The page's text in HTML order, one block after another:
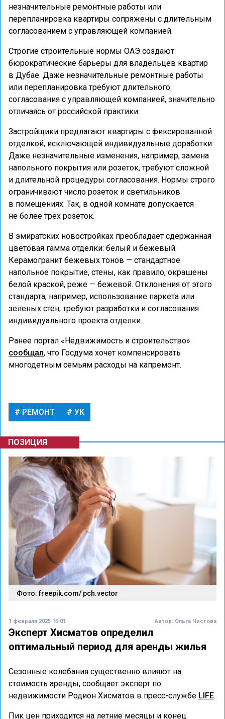
незначительные ремонтные работы или
перепланировка квартиры сопряжены с длительным
согласованием с управляющей компанией.
Строгие строительные нормы ОАЭ создают
бюрократические барьеры для владельцев квартир
в Дубае. Даже незначительные ремонтные работы
или перепланировка требуют длительного
согласования с управляющей компанией, значительно
отличаясь от российской практики.
Застройщики предлагают квартиры с фиксированной
отделкой, исключающей индивидуальные доработки.
Даже незначительные изменения, например, замена
напольного покрытия или розеток, требуют сложной
и длительной процедуры согласования. Нормы строго
ограничивают число розеток и светильников
в помещениях. Так, в одной комнате допускается
не более трёх розеток.
В эмиратских новостройках преобладает сдержанная
цветовая гамма отделки: белый и бежевый.
Керамогранит бежевых тонов — стандартное
напольное покрытие, стены, как правило, окрашены
белой краской, реже — бежевой. Отклонения от этого
стандарта, например, использование паркета или
зеленых стен, требуют разработки и согласования
индивидуального проекта отделки.
Ранее портал «Недвижимость и строительство»
сообщал, что Госдума хочет компенсировать
многодетным семьям расходы на капремонт.
РЕМОНТ УК
ПОЗИЦИЯ
Фото: freepik.com/ pch.vector
1 февраля 2025 15:01 Автор: Ольга Чистова
Эксперт Хисматов определил
оптимальный период для аренды жилья
Сезонные колебания существенно влияют на
стоимость аренды, сообщает эксперт по
недвижимости Родион Хисматов в пресс-службе LIFE.
Пик цен приходится на летние месяцы и конец